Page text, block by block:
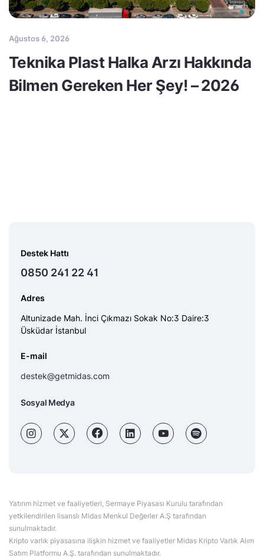
Ağustos 6, 2026
Teknika Plast Halka Arzı Hakkında
Bilmen Gereken Her Şey! – 2026
Destek Hattı
0850 241 22 41
Adres
Altunizade Mah. İnci Çıkmazı Sokak No:3 Daire:3
Üsküdar İstanbul
E-mail
destek@getmidas.com
Sosyal Medya
Yatırım hizmet ve faaliyetleri, Sermaye Piyasası Kurulu tarafından
yetkilendirilen lisanslı Midas Menkul Değerler A.Ş tarafından
sunulmaktadır.
Kripto varlık piyasasına ilişkin hizmet ve faaliyetler Midas Kripto Varlık Alım
Satım Platformu A.Ş. tarafından sunulmaktadır.